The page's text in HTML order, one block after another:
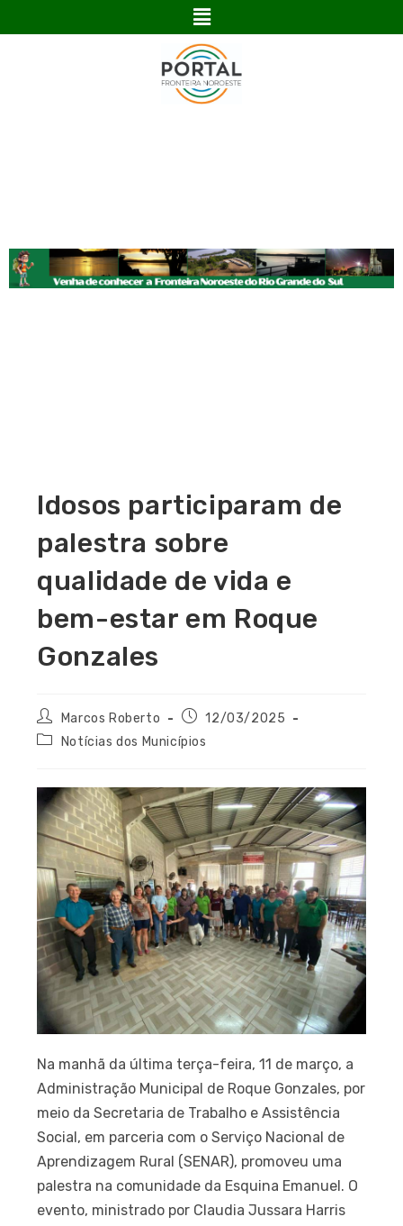
Idosos participaram de
palestra sobre
qualidade de vida e
bem-estar em Roque
Gonzales
Marcos Roberto
12/03/2025
Notícias dos Municípios
Na manhã da última terça-feira, 11 de março, a
Administração Municipal de Roque Gonzales, por
meio da Secretaria de Trabalho e Assistência
Social, em parceria com o Serviço Nacional de
Aprendizagem Rural (SENAR), promoveu uma
palestra na comunidade da Esquina Emanuel. O
evento, ministrado por Claudia Jussara Harris